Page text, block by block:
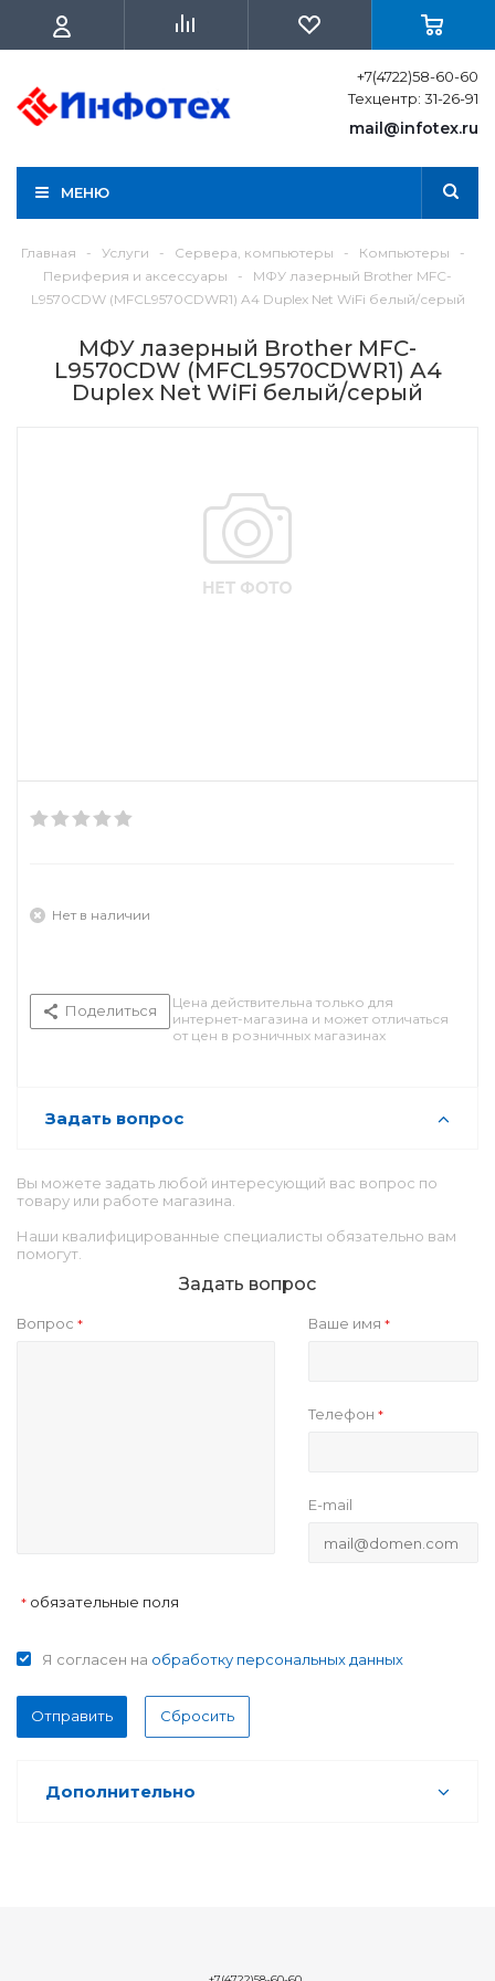
+7(4722)58-60-60
Техцентр: 31-26-91
mail@infotex.ru
МЕНЮ
Главная - Услуги - Сервера, компьютеры - Компьютеры
-
Периферия и аксессуары
-
МФУ лазерный Brother MFC-
L9570CDW (MFCL9570CDWR1) A4 Duplex Net WiFi белый/серый
МФУ лазерный Brother MFC-
L9570CDW (MFCL9570CDWR1) A4
Duplex Net WiFi белый/серый
Нет в наличии
Поделиться
Цена действительна только для
интернет-магазина и может отличаться
от цен в розничных магазинах
Задать вопрос
Вы можете задать любой интересующий вас вопрос по
товару или работе магазина.
Наши квалифицированные специалисты обязательно вам
помогут.
Задать вопрос
Вопрос * Ваше имя*
Телефон*
E-mail
* обязательные поля
Я согласен на обработку персональных данных
Отправить Сбросить
Дополнительно